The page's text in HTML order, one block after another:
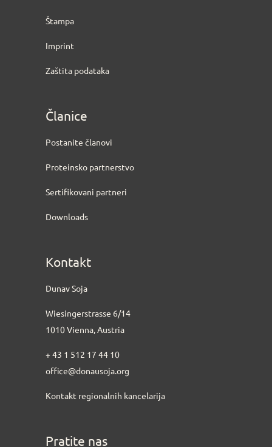
Štampa
Imprint
Zaštita podataka
Članice
Postanite članovi
Proteinsko partnerstvo
Sertifikovani partneri
Downloads
Kontakt
Dunav Soja
Wiesingerstrasse 6/14
1010 Vienna, Austria
+ 43 1 512 17 44 10
office@donausoja.org
Kontakt regionalnih kancelarija
Pratite nas